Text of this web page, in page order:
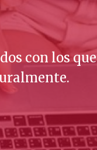
con los que